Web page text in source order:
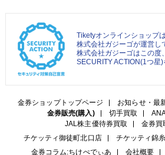
Tiketyオンラインショップは
株式会社ガジーゴが運営し
株式会社ガジーゴはこの度、
SECURITY ACTION(1つ星)
金券ショップトップページ お知らせ・最
金券販売(購入)
切手買取
JAL株主優待券買取
金券買
チケッティ御徒町北口店
チケッティ錦
金券コラム:ちけぺでぃあ
会社概要